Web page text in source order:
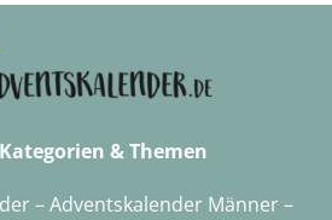
& Themen
–Adventskalender Männer–